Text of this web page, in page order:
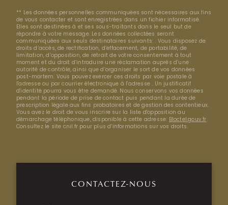
** Les données personnelles communiquées sont nécessaires aux fins
de vous contacter et sont enregistrées dans un fichier informatisé.
Elles sont destinées à et ses sous-traitants dans le seul but de
répondre à votre message. Les données collectées seront
communiquées aux seuls destinataires suivants: . Vous disposez de
droits d’accès, de rectification, d’effacement, de portabilité, de
limitation, d’opposition, de retrait de votre consentement à tout
moment et du droit d’introduire une réclamation auprès d’une
autorité de contrôle, ainsi que d’organiser le sort de vos données
post-mortem. Vous pouvez exercer ces droits par voie postale à
l'adresse ou par courrier électronique à l'adresse . Un justificatif
d'identité pourra vous être demandé. Nous conservons vos données
pendant la période de prise de contact puis pendant la durée de
prescription légale aux fins probatoires et de gestion des contentieux.
Vous avez le droit de vous inscrire sur la liste d'opposition au
démarchage téléphonique, disponible à cette adresse: Bloctel.gouv.fr.
Consultez le site cnil.fr pour plus d’informations sur vos droits.
CONTACTEZ-NOUS